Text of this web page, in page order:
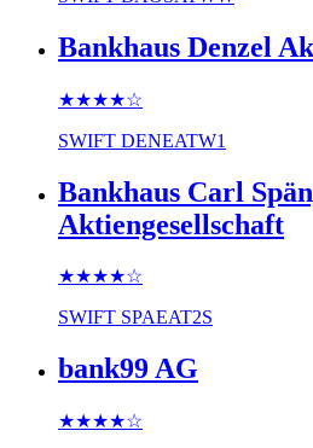
Bankhaus Denzel
★★★★☆
SWIFT DENEATW1
Bankhaus Carl
Aktiengesellschaft
★★★★☆
SWIFT SPAEAT2S
bank99 AG
★★★★☆